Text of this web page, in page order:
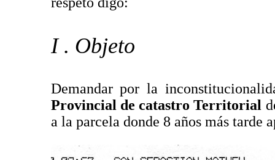
I . Objeto
Demandar por la
Provincial de catastro Territorial
a la parcela donde 8 años más tarde